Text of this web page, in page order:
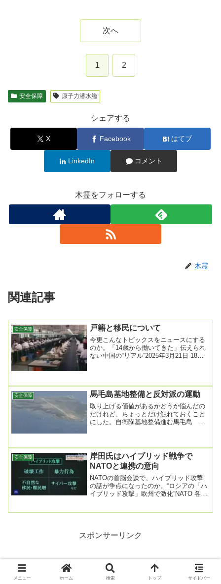
次へ
1 2
安全保障 原子力潜水艦
シェアする
X Facebook はてブ
LinkedIn コメント
木霊をフォローする
木霊
関連記事
安全保障 戸籍と移民について
今更こんなトピックスをニュースにする
のか。「14歳から働いてきた」伝えられ
ない中国の“リアル”2025年3月21日 18時
安全保障 馬毛島基地整備と反対派の運動
取り上げる価値があるかどうか悩んだの
だけれど、ちょっとだけ触れておくこと
にした。自衛隊基地整備進む馬毛島
安全保障
岸田氏はハイブリッド戦争で
NATOと連携の意向
NATOの首脳会談で、ハイブリッド攻撃
の話が争点になったのか。“ロシアの「ハ
イブリッド攻撃」欧州で激化”NATO 各国
スポンサーリンク
メニュー ホーム 検索 トップ サイドバー